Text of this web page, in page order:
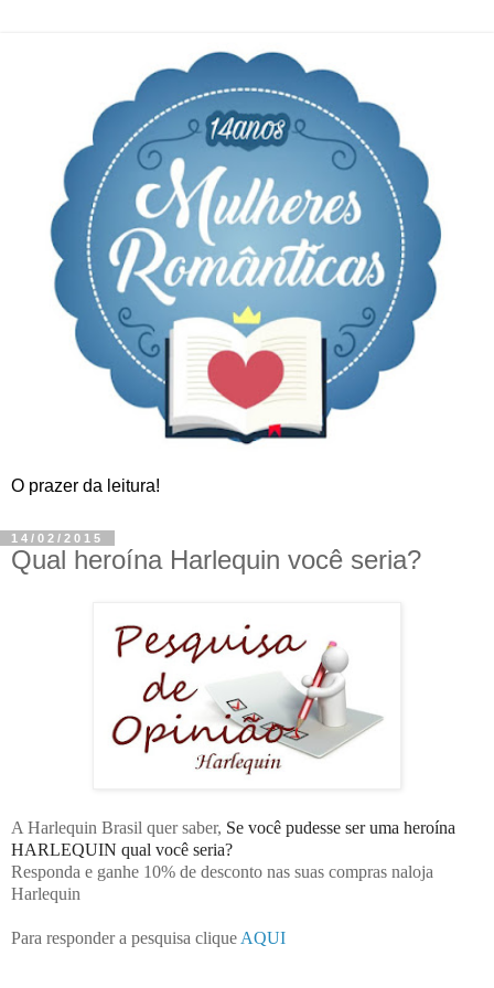
O prazer da leitura!
14/02/2015
Qual heroína Harlequin você seria?
A Harlequin Brasil quer saber, Se você pudesse ser uma heroína
HARLEQUIN qual você seria?
Responda e ganhe 10% de desconto nas suas compras naloja
Harlequin
Para responder a pesquisa clique AQUI